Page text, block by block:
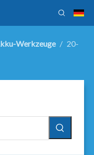
Werkzeuge / 20-